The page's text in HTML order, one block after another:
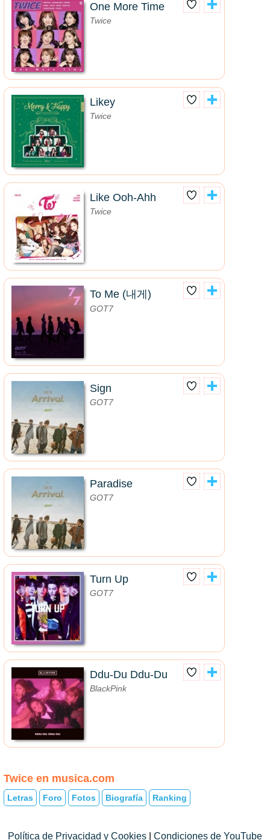
One More Time
Twice
Likey
Twice
Like Ooh-Ahh
Twice
To Me (내게)
GOT7
Sign
GOT7
Paradise
GOT7
Turn Up
GOT7
Ddu-Du Ddu-Du
BlackPink
Twice en musica.com
Letras Foro Fotos Biografía Ranking
Política de Privacidad y Cookies Condiciones de YouTube